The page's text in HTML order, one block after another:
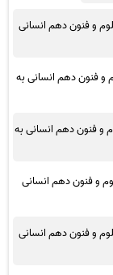
و فنون دهم انسانی
و فنون دهم انسانی به
و فنون دهم انسانی به
و فنون دهم انسانی
و فنون دهم انسانی